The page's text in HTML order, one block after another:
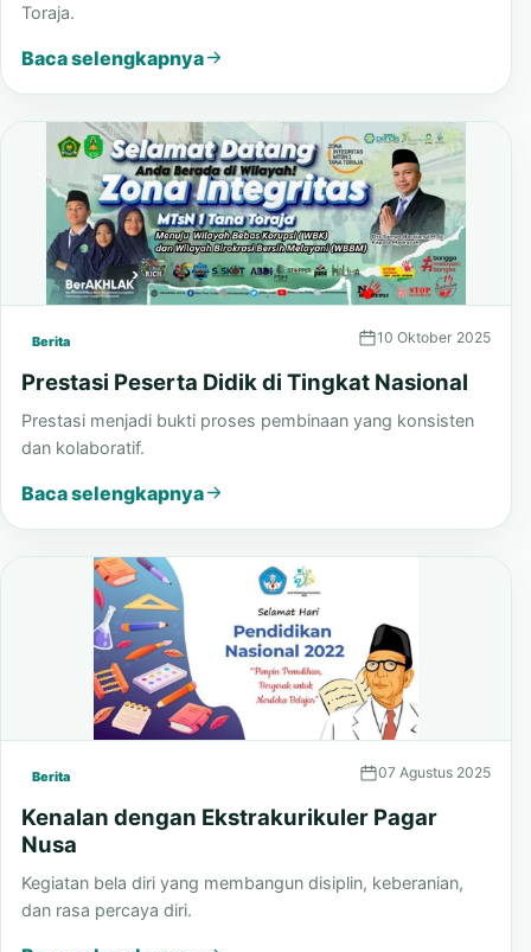
Pengumuman Hasil Lomba Ceramah
Laporan hasil lomba ceramah PORSENDA MTsN 1 Tana
Toraja.
Baca selengkapnya
Berita 10 Oktober 2025
Prestasi menjadi bukti proses pembinaan yang konsisten
dan kolaboratif.
Baca selengkapnya
Berita
Kenalan dengan Ekstrakurikuler Pagar